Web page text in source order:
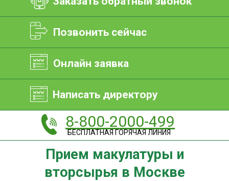
Написать директору
Онлайн заявка
Позвонить сейчас
8-800-2000-499
БЕСПЛАТНАЯ ГОРЯЧАЯ ЛИНИЯ
Прием макулатуры и
вторсырья в Москве